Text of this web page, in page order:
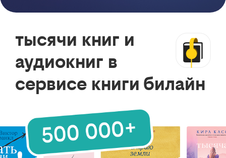
тысячи книг и
аудиокниг в
сервисе книги билайн